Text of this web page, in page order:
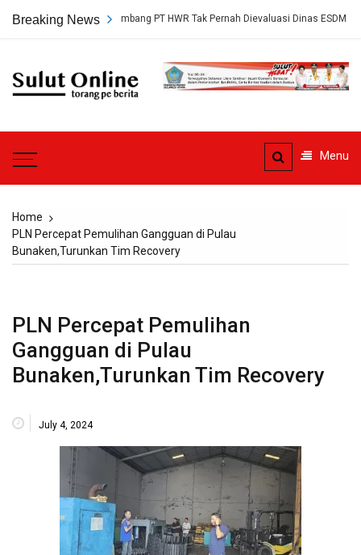
Breaking News
Persetujuan Tambang PT HWR Tak Pernah Dievaluasi Dinas ESDM
Sulut
Menu
Home
PLN Percepat Pemulihan Gangguan di Pulau
Bunaken,Turunkan Tim Recovery
PLN Percepat Pemulihan
Gangguan di Pulau
Bunaken,Turunkan Tim Recovery
July 4, 2024